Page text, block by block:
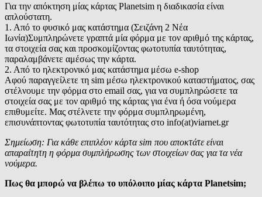
Για την απόκτηση μίας κάρτας Planetsim η διαδικασία είναι
απλούστατη.
1. Από το φυσικό μας κατάστημα (Σειζάνη 2 Νέα
Ιωνία)Συμπληρώνετε γραπτά μία φόρμα με τον αριθμό της κάρτας,
τα στοιχεία σας και προσκομίζοντας φωτοτυπία ταυτότητας,
παραλαμβάνετε αμέσως την κάρτα.
2. Από το ηλεκτρονικό μας κατάστημα μέσω e-shop
Αφού παραγγείλετε τη sim μέσω ηλεκτρονικού καταστήματος, σας
στέλνουμε την φόρμα στο email σας, για να συμπληρώσετε τα
στοιχεία σας με τον αριθμό της κάρτας για ένα ή όσα νούμερα
επιθυμείτε. Μας στέλνετε την φόρμα συμπληρωμένη,
επισυνάπτοντας φωτοτυπία ταυτότητας στο info(at)viarnet.gr
Σημείωση: Για κάθε επιπλέον κάρτα sim που αποκτάτε είναι
απαραίτητη η φόρμα συμπλήρωσης των στοιχείων σας για τα νέα
νούμερα.
Πως θα μπορώ να βλέπω το υπόλοιπο μίας κάρτα Planetsim;